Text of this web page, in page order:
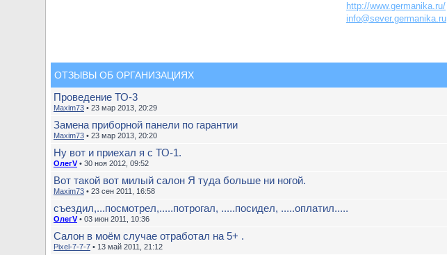
http://www.germanika.ru/
info@sever.germanika.ru
ОТЗЫВЫ ОБ ОРГАНИЗАЦИЯХ
Проведение ТО-3
Maxim73 • 23 мар 2013, 20:29
Замена приборной панели по гарантии
Maxim73 • 23 мар 2013, 20:20
Ну вот и приехал я с ТО-1.
ОлегV• 30 ноя 2012, 09:52
Вот такой вот милый салон Я туда больше ни ногой.
Maxim73 • 23 сен 2011, 16:58
съездил,...посмотрел,.....потрогал, .....посидел, .....оплатил.....
ОлегV• 03 июн 2011, 10:36
Салон в моём случае отработал на 5+ .
Pixel-7-7-7 • 13 май 2011, 21:12